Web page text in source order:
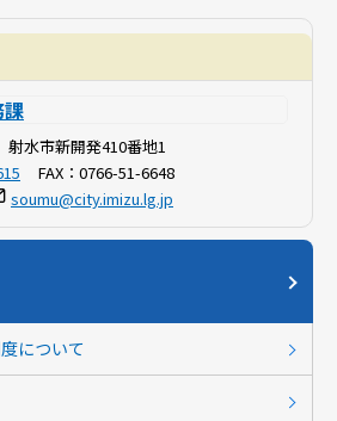
水市新開発410番地1
FAX： 0766-51-6648
soumu@city.imizu.lg.jp
について